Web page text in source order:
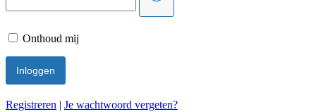
Onthoud mij
Registreren | Je wachtwoord vergeten?